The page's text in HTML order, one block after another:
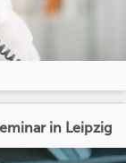
in Leipzig